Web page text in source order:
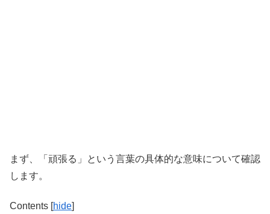
まず、「頑張る」という言葉の具体的な意味について確認
します。
Contents [hide]